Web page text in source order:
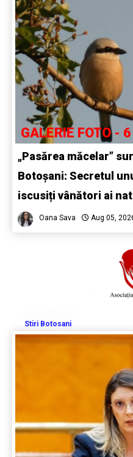
GALERIE FOTO - 6
„Pasărea măcelar”
Botoșani: Secretul
iscusiți vânători ai
Oana Sava Aug 05,
Stiri Botosani